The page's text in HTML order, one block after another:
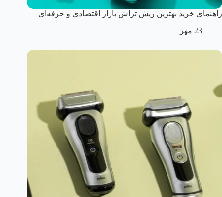
راهنمای خرید بهترین ریش تراش بازار اقتصادی و حرفه‌ای
23 مهر